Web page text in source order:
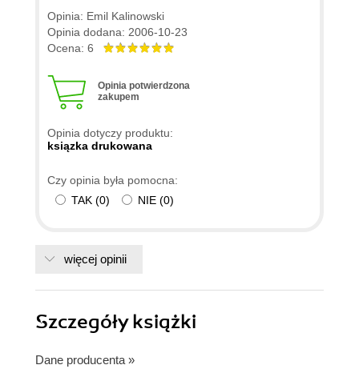
Opinia: Emil Kalinowski
Opinia dodana: 2006-10-23
Ocena: 6
Opinia potwierdzona
zakupem
Opinia dotyczy produktu:
ksiązka drukowana
Czy opinia była pomocna:
TAK (0) NIE (0)
więcej opinii
Szczegółyksiążki
Dane producenta »